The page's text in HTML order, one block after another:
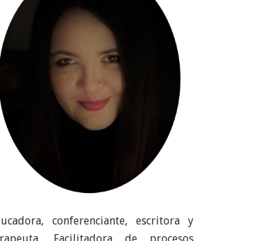
conferenciante, escritora y